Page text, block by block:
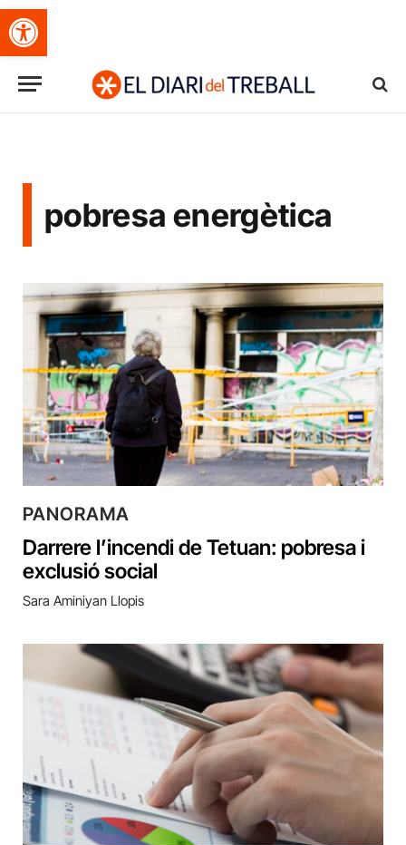
Obre la barra d'eines
pobresa energètica
PANORAMA
Darrere l’incendi de Tetuan: pobresa i
exclusió social
Sara Aminiyan Llopis